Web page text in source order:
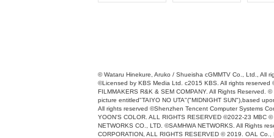
© Wataru Hinekure, Aruko / Shueisha cGMMTV Co., Ltd., All
©Licensed by KBS Media Ltd. c2015 KBS. All rights reserved
FILMMAKERS R&K & SEM COMPANY. All Rights Reserved.
picture entitled"TAIYO NO UTA"("MIDNIGHT SUN"),based
All rights reserved ©Shenzhen Tencent Computer Systems
YOON'S COLOR. ALL RIGHTS RESERVED ©2022-23 MBC
NETWORKS CO., LTD. ©SAMHWA NETWORKS. All Rights
CORPORATION, ALL RIGHTS RESERVED © 2019. OAL